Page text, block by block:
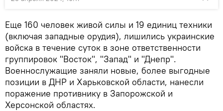
Еще 160 человек живой силы и 19 единиц техники
(включая западные орудия), лишились украинские
войска в течение суток в зоне ответственности
группировок "Восток", "Запад" и "Днепр".
Военнослужащие заняли новые, более выгодные
позиции в ДНР и Харьковской области, нанесли
поражение противнику в Запорожской и
Херсонской областях.